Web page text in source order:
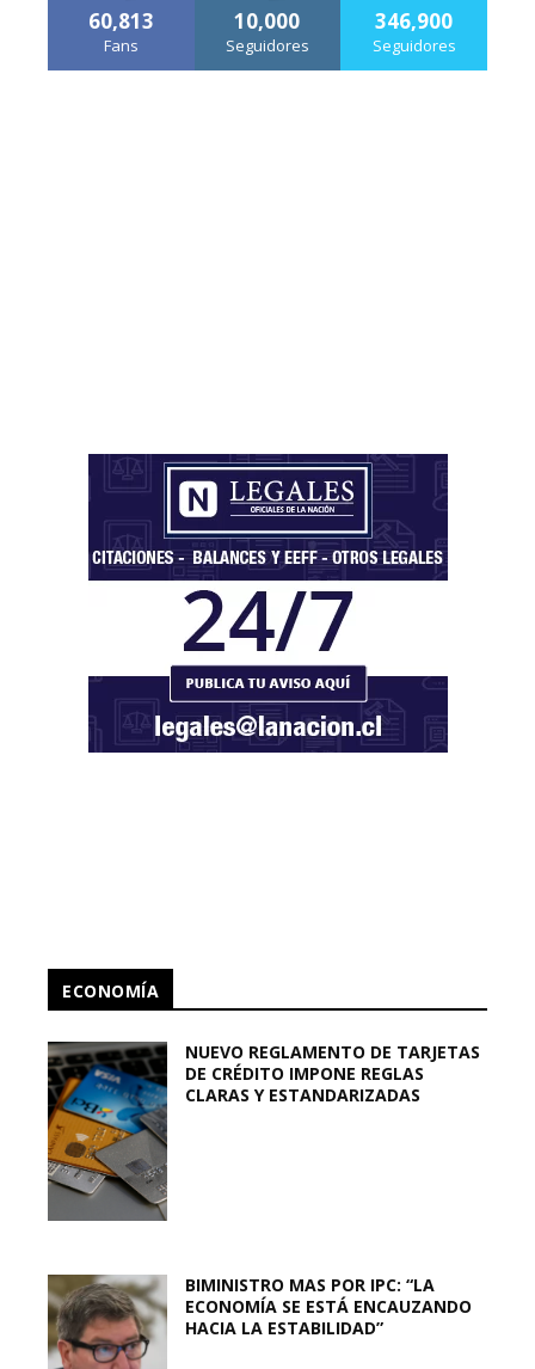
60,813
Fans
10,000
Seguidores
346,900
Seguidores
ECONOMÍA
NUEVO REGLAMENTO DE TARJETAS
DE CRÉDITO IMPONE REGLAS
CLARAS Y ESTANDARIZADAS
BIMINISTRO MAS POR IPC: “LA
ECONOMÍA SE ESTÁ ENCAUZANDO
HACIA LA ESTABILIDAD”